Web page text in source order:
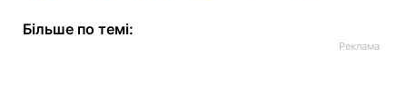
Більше по темі: